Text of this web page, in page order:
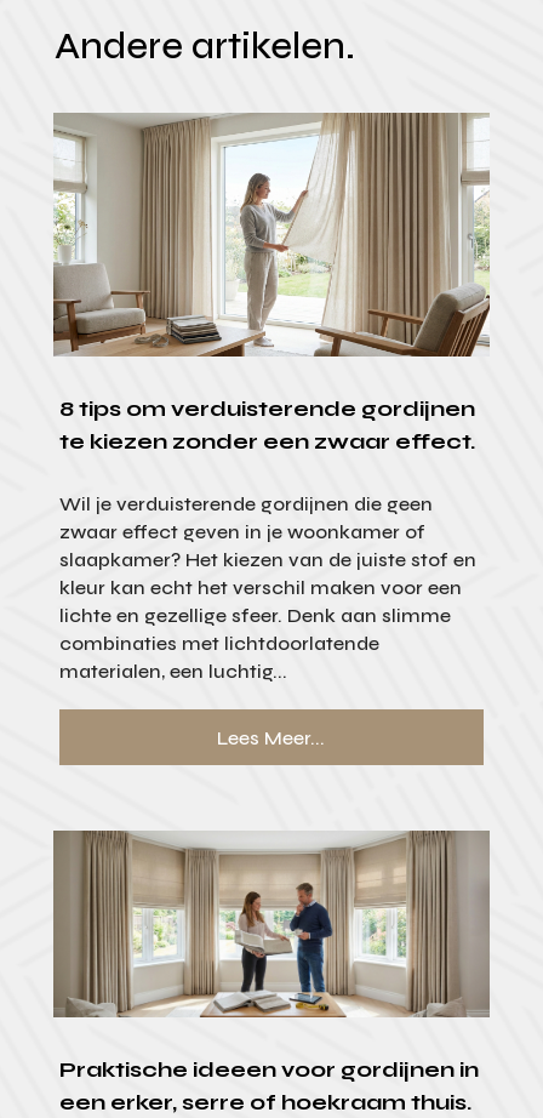
Andere artikelen.
8 tips om verduisterende gordijnen
te kiezen zonder een zwaar effect.
Wil je verduisterende gordijnen die geen
zwaar effect geven in je woonkamer of
slaapkamer? Het kiezen van de juiste stof en
kleur kan echt het verschil maken voor een
lichte en gezellige sfeer. Denk aan slimme
combinaties met lichtdoorlatende
materialen, een luchtig...
Lees Meer...
Praktische ideeen voor gordijnen in
een erker, serre of hoekraam thuis.